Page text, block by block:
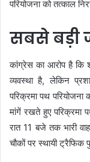
परियोजना को तत्काल
सबसे बड़ी
कांग्रेस का आरोप है कि
व्यवस्था है, लेकिन
परिक्रमा पथ परियोजना
मांगें रखते हुए परिक्रमा
रात 11 बजे तक भारी
चौकों पर स्थायी ट्रैफिक